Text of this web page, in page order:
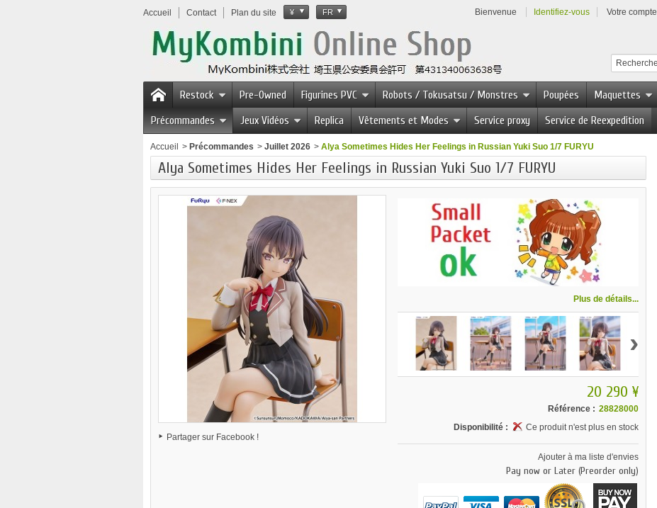
Accueil Contact Plan du site ¥ FR Bienvenue Identifiez-vous Votre compte
Restock Pre-Owned Figurines PVC Robots / Tokusatsu / Monstres Poupées Maquettes
Précommandes
Jeux Vidéos Replica Vêtements et Modes Service proxy Service de Reexpedition
Accueil > Précommandes > Juillet 2026 > Alya Sometimes Hides Her Feelings in Russian Yuki Suo 1/7 FURYU
Alya Sometimes Hides Her Feelings in Russian Yuki Suo 1/7 FURYU
Partager sur Facebook !
Plus de détails...
›
20 290 ¥
Référence : 28828000
Disponibilité :
Ce produit n'est plus en stock
Ajouter à ma liste d'envies
Pay now or Later (Preorder only)